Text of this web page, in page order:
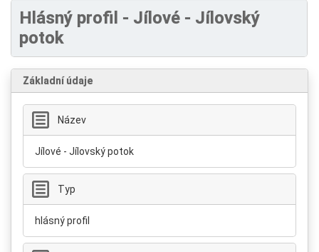
Hlásný profil - Jílové - Jílovský
potok
Základní údaje
Název
Jílové - Jílovský potok
Typ
hlásný profil